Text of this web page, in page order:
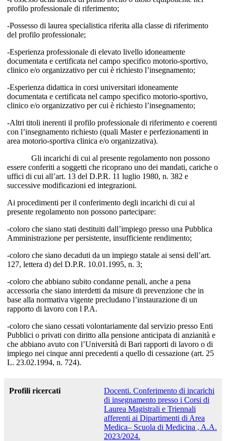
profilo professionale di riferimento;
-Possesso di laurea specialistica riferita alla classe di riferimento
del profilo professionale;
-Esperienza professionale di elevato livello idoneamente
documentata e certificata nel campo specifico motorio-sportivo,
clinico e/o organizzativo per cui è richiesto l’insegnamento;
-Esperienza didattica in corsi universitari idoneamente
documentata e certificata nel campo specifico motorio-sportivo,
clinico e/o organizzativo per cui è richiesto l’insegnamento;
-Altri titoli inerenti il profilo professionale di riferimento e coerenti
con l’insegnamento richiesto (quali Master e perfezionamenti in
area motorio-sportiva clinica e/o organizzativa).
Gli incarichi di cui al presente regolamento non possono
essere conferiti a soggetti che ricoprano uno dei mandati, cariche o
uffici di cui all’art. 13 del D.P.R. 11 luglio 1980, n. 382 e
successive modificazioni ed integrazioni.
Ai procedimenti per il conferimento degli incarichi di cui al
presente regolamento non possono partecipare:
-coloro che siano stati destituiti dall’impiego presso una Pubblica
Amministrazione per persistente, insufficiente rendimento;
-coloro che siano decaduti da un impiego statale ai sensi dell’art.
127, lettera d) del D.P.R. 10.01.1995, n. 3;
-coloro che abbiano subito condanne penali, anche a pena
accessoria che siano interdetti da misure di prevenzione che in
base alla normativa vigente precludano l’instaurazione di un
rapporto di lavoro con l P.A.
-coloro che siano cessati volontariamente dal servizio presso Enti
Pubblici o privati con diritto alla pensione anticipata di anzianità e
che abbiano avuto con l’Università di Bari rapporti di lavoro o di
impiego nei cinque anni precedenti a quello di cessazione (art. 25
L. 23.02.1994, n. 724).
Profili ricercati
Docenti. Conferimento di incarichi
di insegnamento presso i Corsi di
Laurea Magistrali e Triennali
afferenti ai Dipartimenti di Area
Medica– Scuola di Medicina , A.A.
2023/2024.